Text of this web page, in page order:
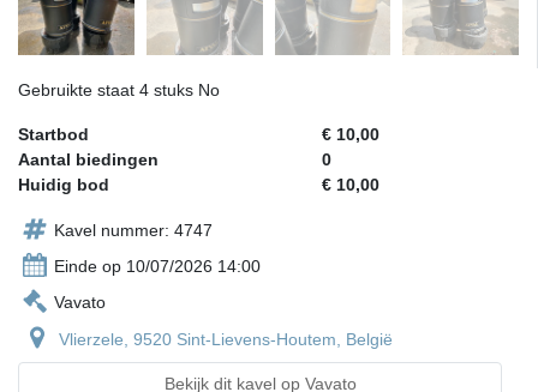
Gebruikte staat 4 stuks No
Startbod
€ 10,00
Aantal biedingen
0
Huidig bod
€ 10,00
Kavel nummer: 4747
Einde op 10/07/2026 14:00
Vavato
Vlierzele, 9520 Sint-Lievens-Houtem, België
Bekijk dit kavel op Vavato